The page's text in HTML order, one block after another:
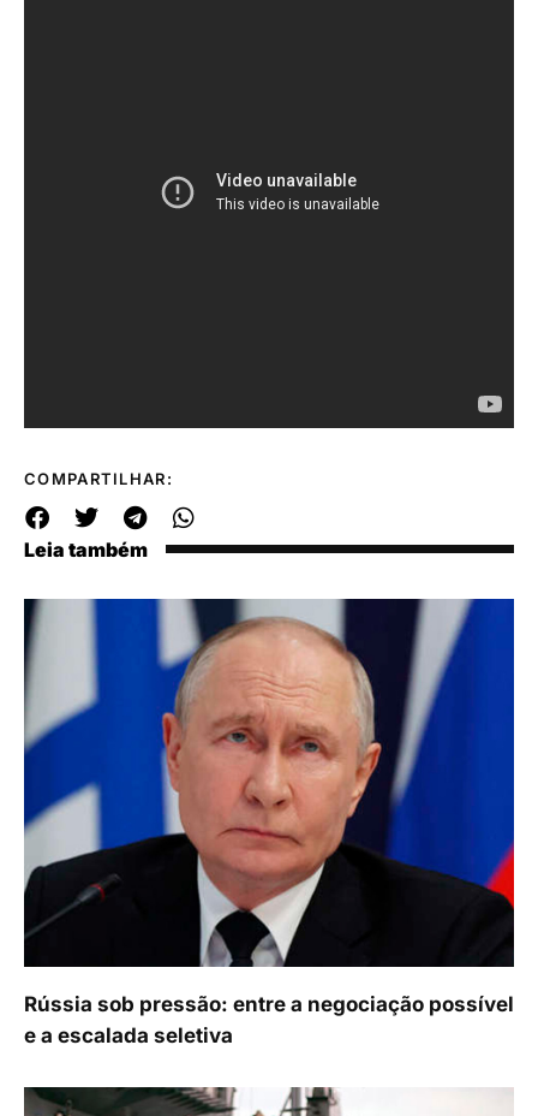
COMPARTILHAR:
Leia também
Rússia sob pressão: entre a negociação possível
e a escalada seletiva